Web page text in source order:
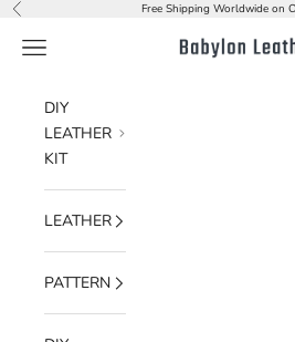
Skip to content
Previous Free Shipping Worldwide on
Babylon Leather
Navigation menu
DIY
LEATHER
KIT
LEATHER
PATTERN